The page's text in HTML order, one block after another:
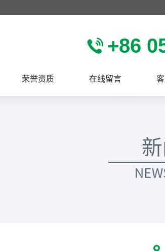
+86
荣誉资质 在线留言